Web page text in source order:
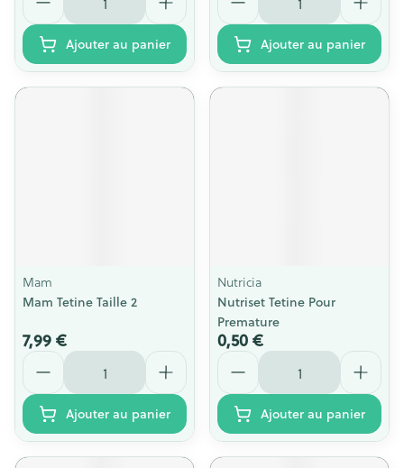
Ajouter au panier Ajouter au panier
Mam
Mam Tetine Taille 2
7,99 €
Quantité
Ajouter au panier
Nutricia
Nutriset Tetine Pour
Premature
0,50 €
Quantité
Ajouter au panier